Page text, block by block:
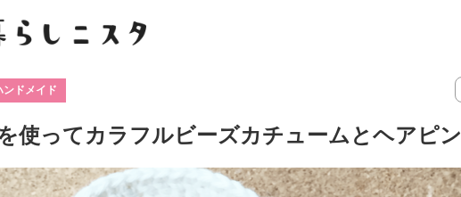
ンドメイド
使ってカラフルビーズカチュームとヘアピン